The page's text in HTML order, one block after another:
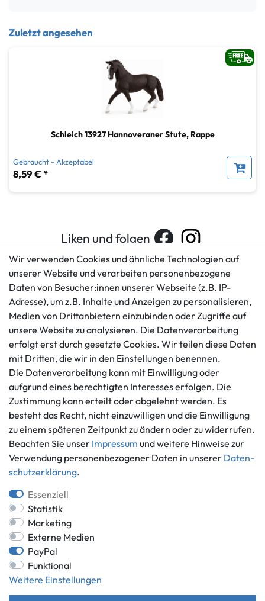
Zuletzt angesehen
Schleich 13927 Hannoveraner Stute, Rappe
Gebraucht - Akzeptabel
8,59 € *
Liken und folgen
Kundenservice
+49 421 596586
info@gameworld.de
Kontaktformular
Rechtliches
AGB
Impressum
Datenschutzerklärung
Widerrufs­recht
Vertrag widerrufen
Informationen
Über uns
Häufig gestellte Fragen
Zahlung und Versand
Zahlungsmöglichkeiten
*Alle Preise inkl. gesetzlicher MwSt.,
** gilt für Lieferungen innerhalb Deutschlands, Lieferzeiten für andere
Wir verwenden Cookies und ähnliche Technologien auf
unserer Website und verarbeiten personenbezogene
Daten von Besucher:innen unserer Webseite (z.B. IP-
Adresse), um z.B. Inhalte und Anzeigen zu personalisieren,
Medien von Drittanbietern einzubinden oder Zugriffe auf
unsere Website zu analysieren. Die Datenverarbeitung
erfolgt erst durch gesetzte Cookies. Wir teilen diese Daten
mit Dritten, die wir in den Einstellungen benennen.
Die Datenverarbeitung kann mit Einwilligung oder
aufgrund eines berechtigten Interesses erfolgen. Die
Zustimmung kann erteilt oder abgelehnt werden. Es
besteht das Recht, nicht einzuwilligen und die Einwilligung
zu einem späteren Zeitpunkt zu ändern oder zu widerrufen.
Beachten Sie unser Impressum und weitere Hinweise zur
Verwendung personenbezogener Daten in unserer Daten­
schutz­erklärung.
Essenziell
Statistik
Marketing
Externe Medien
PayPal
Funktional
Weitere Einstellungen